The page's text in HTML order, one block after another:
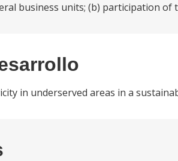
business units; (b) participation of
in underserved areas in a